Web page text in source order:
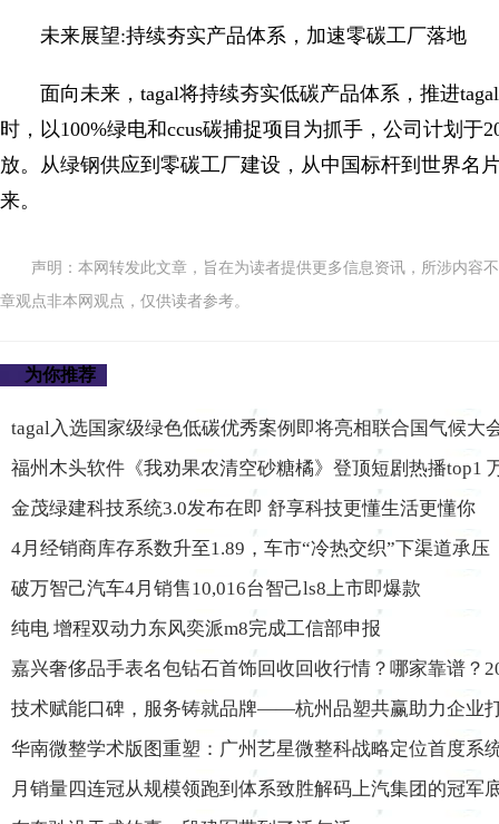
未来展望:持续夯实产品体系，加速零碳工厂落地
面向未来，tagal将持续夯实低碳产品体系，推进
时，以100%绿电和ccus碳捕捉项目为抓手，公司计划
放。从绿钢供应到零碳工厂建设，从中国标杆到世界名
来。
声明：本网转发此文章，旨在为读者提供更多信息资讯，所涉内容
章观点非本网观点，仅供读者参考。
为你推荐
tagal入选国家级绿色低碳优秀案例即将亮相联合国气候大
福州木头软件《我劝果农清空砂糖橘》登顶短剧热播top1
金茂绿建科技系统3.0发布在即 舒享科技更懂生活更懂你
4月经销商库存系数升至1.89，车市“冷热交织”下渠道承压
破万智己汽车4月销售10,016台智己ls8上市即爆款
纯电 增程双动力东风奕派m8完成工信部申报
嘉兴奢侈品手表名包钻石首饰回收回收行情？哪家靠谱？
技术赋能口碑，服务铸就品牌——杭州品塑共赢助力企业
华南微整学术版图重塑：广州艺星微整科战略定位首度系
月销量四连冠从规模领跑到体系致胜解码上汽集团的冠军